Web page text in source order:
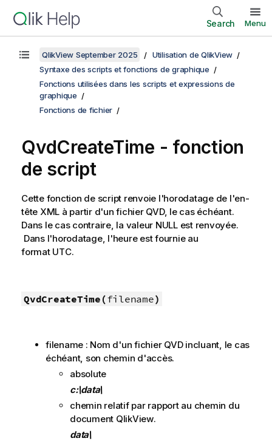
Search Menu
QlikView September 2025
Utilisation de QlikView
Syntaxe des scripts et fonctions de graphique
Fonctions utilisées dans les scripts et expressions de
graphique
Fonctions de fichier
QvdCreateTime - fonction
de script
Cette fonction de script renvoie l'horodatage de l'en-
tête XML à partir d'un fichier QVD, le cas échéant.
Dans le cas contraire, la valeur NULLest renvoyée.
Dans l'horodatage, l'heure est fournie au
format UTC.
QvdCreateTime(filename)
filename : Nom d'un fichier QVDincluant, le cas
échéant, son chemin d'accès.
absolute
c:\data\
chemin relatif par rapport au chemin du
document QlikView.
data\